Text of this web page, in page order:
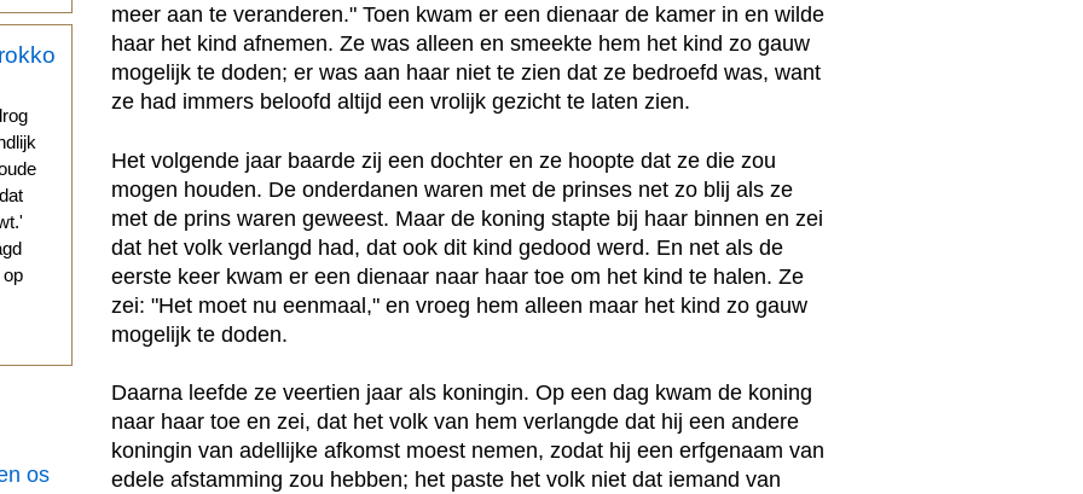
op
os
meer aan te veranderen." Toen kwam er een dienaar de kamer in en wilde
haar het kind afnemen. Ze was alleen en smeekte hem het kind zo gauw
mogelijk te doden; er was aan haar niet te zien dat ze bedroefd was, want
ze had immers beloofd altijd een vrolijk gezicht te laten zien.
Het volgende jaar baarde zij een dochter en ze hoopte dat ze die zou
mogen houden. De onderdanen waren met de prinses net zo blij als ze
met de prins waren geweest. Maar de koning stapte bij haar binnen en zei
dat het volk verlangd had, dat ook dit kind gedood werd. En net als de
eerste keer kwam er een dienaar naar haar toe om het kind te halen. Ze
zei: "Het moet nu eenmaal," en vroeg hem alleen maar het kind zo gauw
mogelijk te doden.
Daarna leefde ze veertien jaar als koningin. Op een dag kwam de koning
naar haar toe en zei, dat het volk van hem verlangde dat hij een andere
koningin van adellijke afkomst moest nemen, zodat hij een erfgenaam van
edele afstamming zou hebben; het paste het volk niet dat iemand van